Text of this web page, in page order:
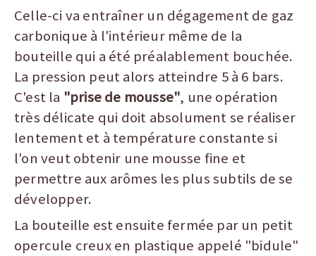
Celle-ci va entraîner un dégagement de gaz
carbonique à l'intérieur même de la
bouteille qui a été préalablement bouchée.
La pression peut alors atteindre 5 à 6 bars.
C'est la "prise de mousse", une opération
très délicate qui doit absolument se réaliser
lentement et à température constante si
l'on veut obtenir une mousse fine et
permettre aux arômes les plus subtils de se
développer.
La bouteille est ensuite fermée par un petit
opercule creux en plastique appelé "bidule"